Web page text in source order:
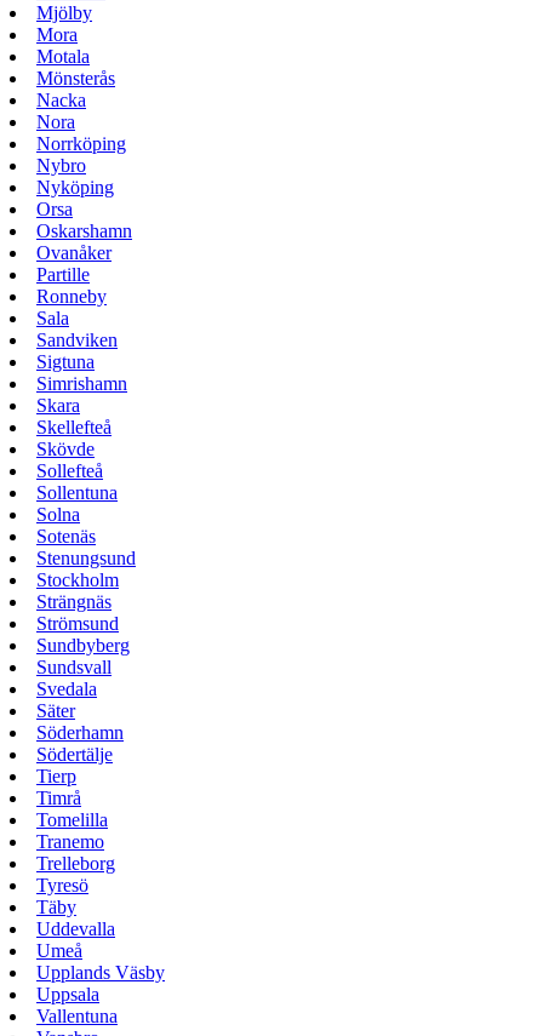
Mjölby
Mora
Motala
Mönsterås
Nacka
Nora
Norrköping
Nybro
Nyköping
Orsa
Oskarshamn
Ovanåker
Partille
Ronneby
Sala
Sandviken
Sigtuna
Simrishamn
Skara
Skellefteå
Skövde
Sollefteå
Sollentuna
Solna
Sotenäs
Stenungsund
Stockholm
Strängnäs
Strömsund
Sundbyberg
Sundsvall
Svedala
Säter
Söderhamn
Södertälje
Tierp
Timrå
Tomelilla
Tranemo
Trelleborg
Tyresö
Täby
Uddevalla
Umeå
Upplands Väsby
Uppsala
Vallentuna